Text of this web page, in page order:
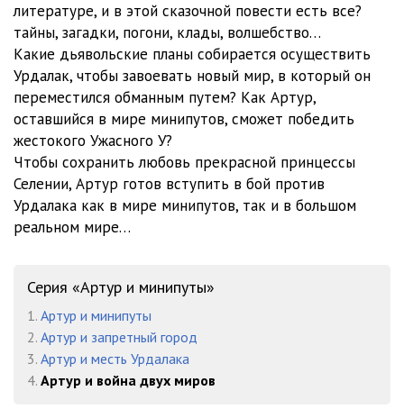
13 Artur i voyna dvuh mirov 23:40
14 Artur i voyna dvuh mirov 34:38
15 Artur i voyna dvuh mirov
16 Artur i voyna dvuh mirov 27:02
17 Artur i voyna dvuh mirov 17:56
18 Artur i voyna dvuh mirov
19 Artur i voyna dvuh mirov
литературе, и в этой сказочной повести есть все?
тайны, загадки, погони, клады, волшебство…
Какие дьявольские планы собирается осуществить
Урдалак, чтобы завоевать новый мир, в который он
переместился обманным путем? Как Артур,
оставшийся в мире минипутов, сможет победить
жестокого Ужасного У?
Чтобы сохранить любовь прекрасной принцессы
Селении, Артур готов вступить в бой против
Урдалака как в мире минипутов, так и в большом
реальном мире…
Серия «Артур и минипуты»
1. Артур и минипуты
2. Артур и запретный город
3. Артур и месть Урдалака
4. Артур и война двух миров